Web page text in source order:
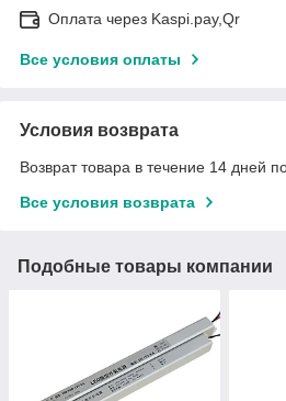
Оплата через Kaspi.pay,Qr
Все условия оплаты
Условия возврата
Возврат товара в течение 14 дней
Все условия возврата
Подобные товары компании